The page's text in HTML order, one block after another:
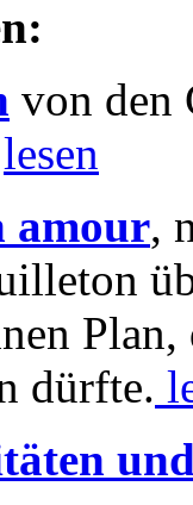
von den
lesen
amour,
Plan,
dürfte.